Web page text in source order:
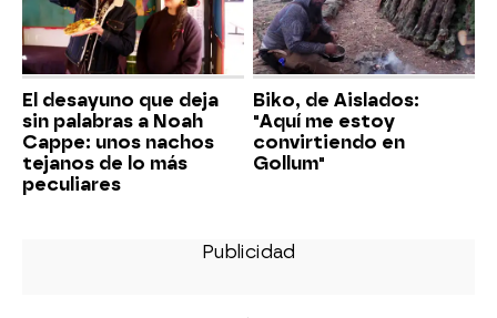
El desayuno que deja
sin palabras a Noah
Cappe: unos nachos
tejanos de lo más
peculiares
Biko, de Aislados:
"Aquí me estoy
convirtiendo en
Gollum"